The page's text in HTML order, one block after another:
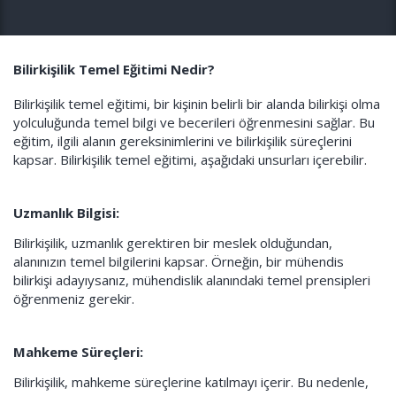
Bilirkişilik Temel Eğitimi Nedir?
Bilirkişilik temel eğitimi, bir kişinin belirli bir alanda bilirkişi olma
yolculuğunda temel bilgi ve becerileri öğrenmesini sağlar. Bu
eğitim, ilgili alanın gereksinimlerini ve bilirkişilik süreçlerini
kapsar. Bilirkişilik temel eğitimi, aşağıdaki unsurları içerebilir.
Uzmanlık Bilgisi:
Bilirkişilik, uzmanlık gerektiren bir meslek olduğundan,
alanınızın temel bilgilerini kapsar. Örneğin, bir mühendis
bilirkişi adayıysanız, mühendislik alanındaki temel prensipleri
öğrenmeniz gerekir.
Mahkeme Süreçleri:
Bilirkişilik, mahkeme süreçlerine katılmayı içerir. Bu nedenle,